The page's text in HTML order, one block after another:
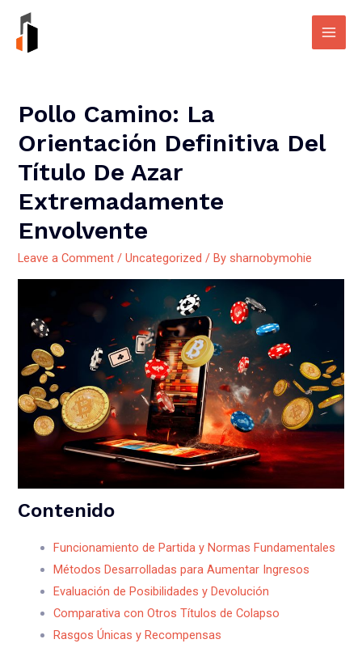
content
Main
Pollo Camino: La
Orientación Definitiva Del
Título De Azar
Extremadamente
Envolvente
Leave a Comment /Uncategorized / By sharnobymohie
Contenido
Funcionamiento de Partida y Normas Fundamentales
Métodos Desarrolladas para Aumentar Ingresos
Evaluación de Posibilidades y Devolución
Comparativa con Otros Títulos de Colapso
Rasgos Únicas y Recompensas